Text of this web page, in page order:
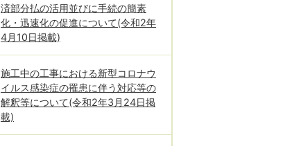
済部分払の活用並びに手続の簡素
化・迅速化の促進について(令和2年
4月10日掲載)
施工中の工事における新型コロナウ
イルス感染症の罹患に伴う対応等の
解釈等について(令和2年3月24日掲
載)